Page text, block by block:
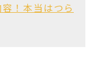
！本当はつら